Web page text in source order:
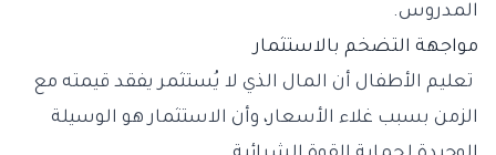
المدروس.
مواجهة التضخم بالاستثمار
تعليم الأطفال أن المال الذي لا يُستثمر يفقد قيمته مع
الزمن بسبب غلاء الأسعار، وأن الاستثمار هو الوسيلة